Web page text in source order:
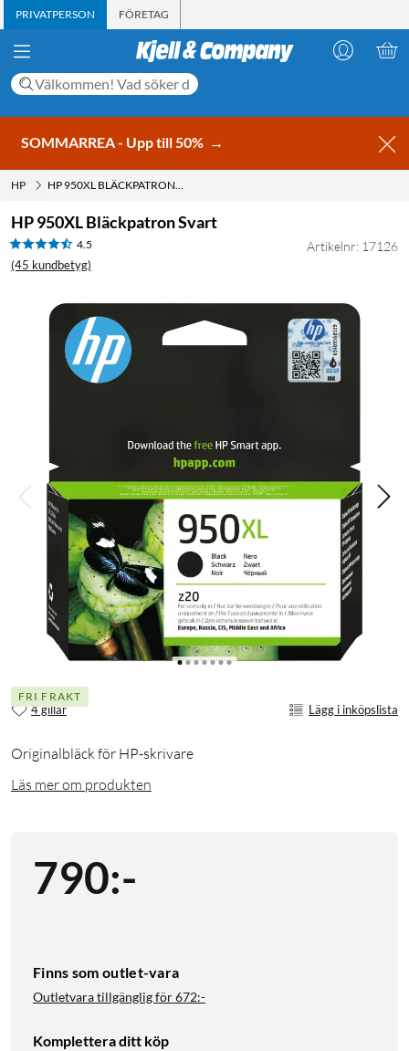
PRIVATPERSON FÖRETAG
SOMMARREA - Upp till 50% →
HP HP 950XL BLÄCKPATRON SVART
HP 950XL Bläckpatron Svart
4.5
(45 kundbetyg)
Artikelnr: 17126
FRI FRAKT
4 gillar Lägg i inköpslista
Originalbläck för HP-skrivare
Läs mer om produkten
790:-
Finns som outlet-vara
Outletvara tillgänglig för672:-
Komplettera ditt köp